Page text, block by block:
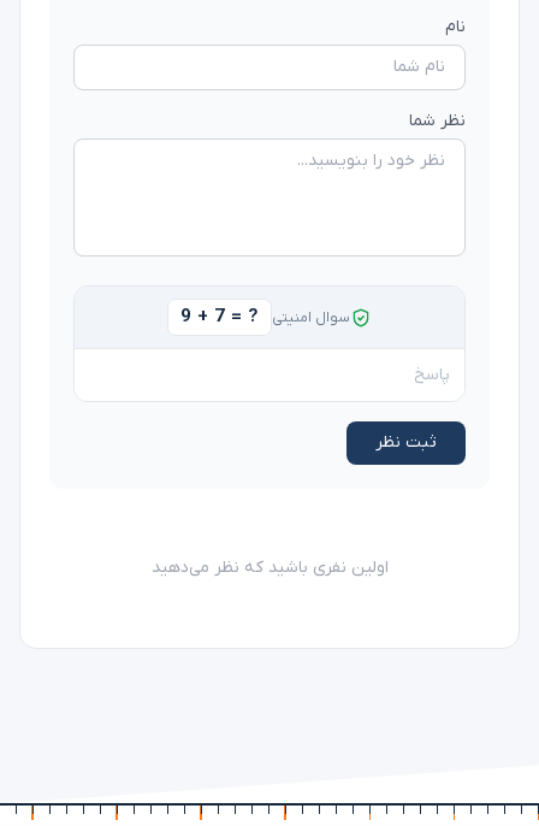
نام
نظر شما
سوال امنیتی 9 + 7 = ?
ثبت نظر
اولین نفری باشید که نظر می‌دهید